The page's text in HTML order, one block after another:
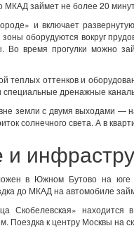
МКАД займет не более 20
и включает
оборудуются вокруг
Во время прогулки можно
теплых оттенков и
специальные дренажные
земли с двумя выходами —
солнечного света. А в
в Южном Бутово на
до МКАД на автомобиле
Скобелевская»
к центру Москвы на